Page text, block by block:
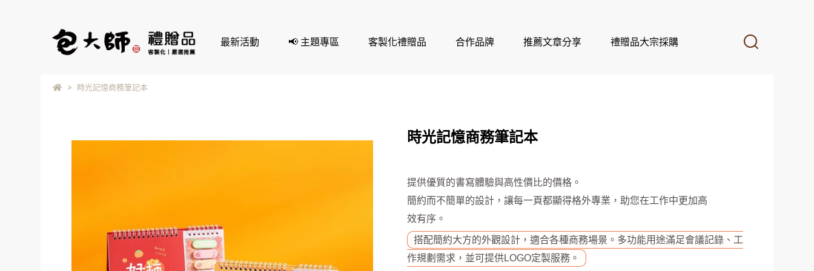
最新活動 📢 主題專區 客製化禮贈品 合作品牌 推薦文章分享 禮贈品大宗採購
時光記憶商務筆記本
時光記憶商務筆記本
提供優質的書寫體驗與高性價比的價格。
簡約而不簡單的設計，讓每一頁都顯得格外專業，助您在工作中更加高
效有序。
搭配簡約大方的外觀設計，適合各種商務場景。多功能用途滿足會議記錄、工
作規劃需求，並可提供LOGO定製服務。